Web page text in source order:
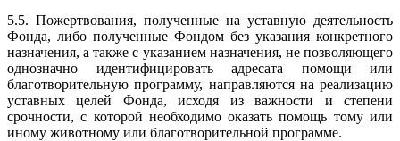
5.5. Пожертвования, полученные на уставную деятельность
Фонда, либо полученные Фондом без указания конкретного
назначения, а также с указанием назначения, не позволяющего
однозначно идентифицировать адресата помощи или
благотворительную программу, направляются на реализацию
уставных целей Фонда, исходя из важности и степени
срочности, с которой необходимо оказать помощь тому или
иному животному или благотворительной программе.